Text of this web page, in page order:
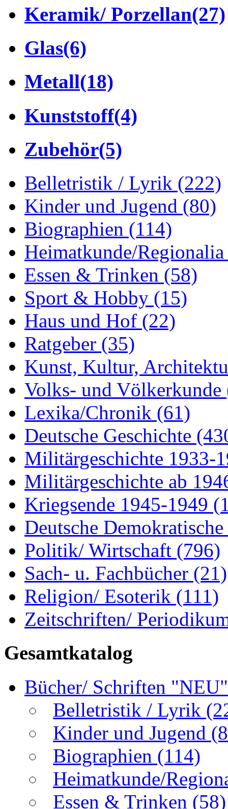
Keramik/ Porzellan(27)
Glas(6)
Metall(18)
Kunststoff(4)
Zubehör(5)
Belletristik / Lyrik (222)
Kinder und Jugend (80)
Biographien (114)
Heimatkunde/
Essen & Trinken (58)
Sport & Hobby (15)
Haus und Hof (22)
Ratgeber (35)
Kunst, Kultur,
Volks- und Völkerkunde
Lexika/Chronik (61)
Deutsche Geschichte
Militärgeschichte 1933-
Militärgeschichte ab
Kriegsende 1945-1949
Deutsche
Politik/ Wirtschaft (796)
Sach- u. Fachbücher (21)
Religion/ Esoterik (111)
Zeitschriften/
Gesamtkatalog
Bücher/ Schriften
Belletristik / Lyrik
Kinder und Jugend
Biographien (114)
Heimatkunde/
Essen & Trinken (58)